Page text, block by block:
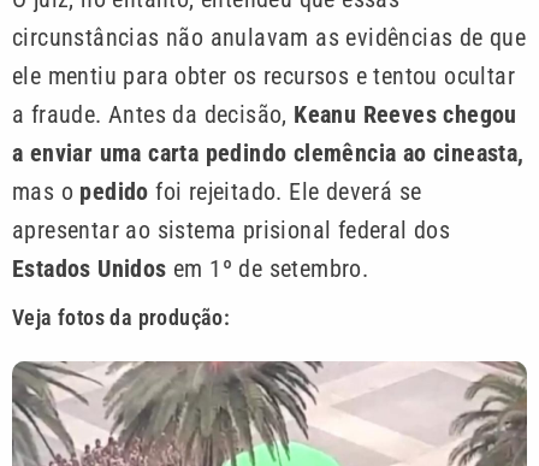
circunstâncias não anulavam as evidências de que
ele mentiu para obter os recursos e tentou ocultar
a fraude. Antes da decisão, Keanu Reeves chegou
a enviar uma carta pedindo clemência ao cineasta,
mas o pedidofoi rejeitado. Ele deverá se
apresentar ao sistema prisional federal dos
Estados Unidos em 1º de setembro.
Veja fotos da produção: